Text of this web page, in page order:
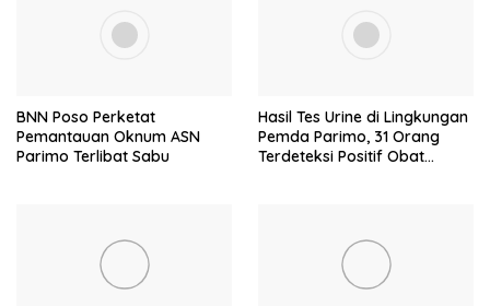
BNN Poso Perketat
Pemantauan Oknum ASN
Parimo Terlibat Sabu
Hasil Tes Urine di Lingkungan
Pemda Parimo, 31 Orang
Terdeteksi Positif Obat